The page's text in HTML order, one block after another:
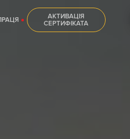
АКТИВАЦІЯ
СЕРТИФІКАТА